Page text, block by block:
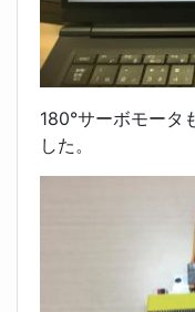
180°サーボモータ
した。